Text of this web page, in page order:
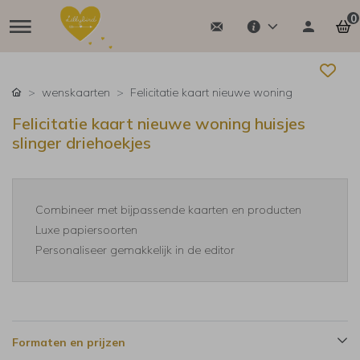
0
wenskaarten Felicitatie kaart nieuwe woning
Felicitatie kaart nieuwe woning huisjes
slinger driehoekjes
Combineer met bijpassende kaarten en producten
Luxe papiersoorten
Personaliseer gemakkelijk in de editor
Formaten en prijzen